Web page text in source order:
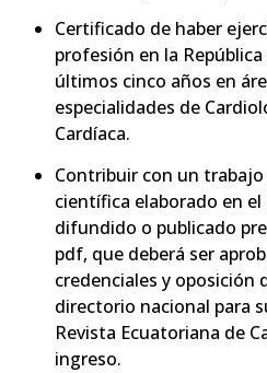
Certificado de haber
profesión en la
últimos cinco años en
especialidades de
Cardíaca.
Contribuir con un
científica elaborado en
difundido o publicado
pdf, que deberá ser
credenciales y oposición
directorio nacional para
Revista Ecuatoriana de
ingreso.